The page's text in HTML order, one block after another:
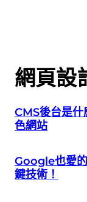
網頁設
CMS後台是什
色網站
Google也愛
鍵技術！